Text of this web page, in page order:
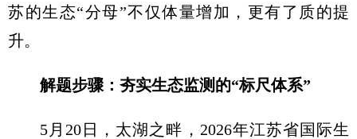
苏的生态“分母”不仅体量增加，更有了质的提
升。
解题步骤：夯实生态监测的“标尺体系”
5月20日，太湖之畔，2026年江苏省国际生